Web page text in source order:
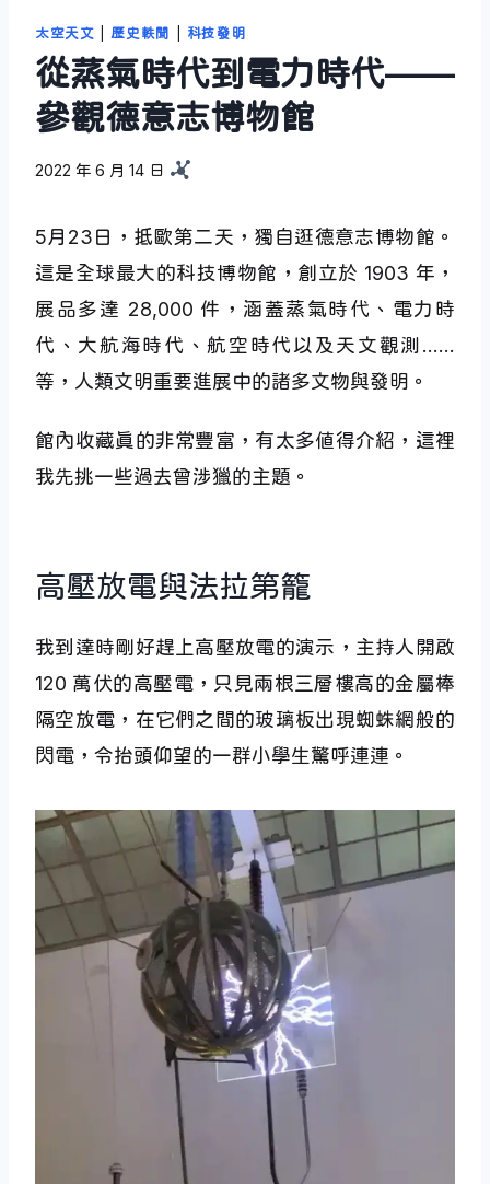
太空天文 |歷史軼聞 科技發明
從蒸氣時代到電力時代——
參觀德意志博物館
2022 年 6 月 14 日
5月23日，抵歐第二天，獨自逛德意志博物館。
這是全球最大的科技博物館，創立於 1903 年，
展品多達 28,000 件，涵蓋蒸氣時代、電力時
代、大航海時代、航空時代以及天文觀測……
等，人類文明重要進展中的諸多文物與發明。
館內收藏真的非常豐富，有太多值得介紹，這裡
我先挑一些過去曾涉獵的主題。
高壓放電與法拉第籠
我到達時剛好趕上高壓放電的演示，主持人開啟
120 萬伏的高壓電，只見兩根三層樓高的金屬棒
隔空放電，在它們之間的玻璃板出現蜘蛛網般的
閃電，令抬頭仰望的一群小學生驚呼連連。